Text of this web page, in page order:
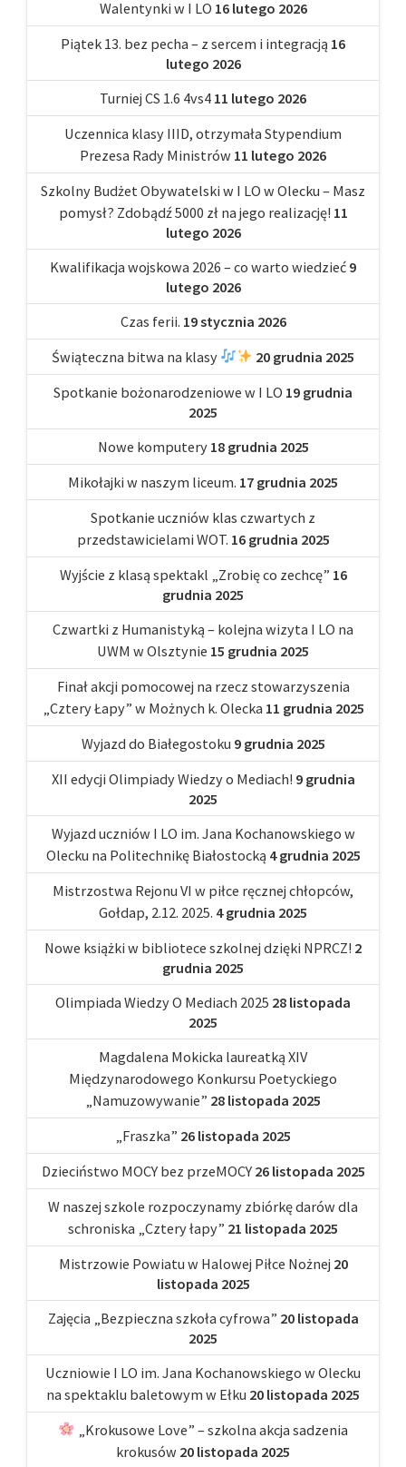
Walentynki w I LO 16 lutego 2026
Piątek 13. bez pecha – z sercem i integracją 16
lutego 2026
Turniej CS 1.6 4vs4 11 lutego 2026
Uczennica klasy IIID, otrzymała Stypendium
Prezesa Rady Ministrów 11 lutego 2026
Szkolny Budżet Obywatelski w I LO w Olecku – Masz
pomysł? Zdobądź 5000 zł na jego realizację! 11
lutego 2026
Kwalifikacja wojskowa 2026 – co warto wiedzieć 9
lutego 2026
Czas ferii. 19 stycznia 2026
Świąteczna bitwa na klasy
20 grudnia 2025
Spotkanie bożonarodzeniowe w I LO 19 grudnia
2025
Nowe komputery 18 grudnia 2025
Mikołajki w naszym liceum. 17 grudnia 2025
Spotkanie uczniów klas czwartych z
przedstawicielami WOT. 16 grudnia 2025
Wyjście z klasą spektakl „Zrobię co zechcę” 16
grudnia 2025
Czwartki z Humanistyką – kolejna wizyta I LO na
UWM w Olsztynie 15 grudnia 2025
Finał akcji pomocowej na rzecz stowarzyszenia
„Cztery Łapy” w Możnych k. Olecka 11 grudnia 2025
Wyjazd do Białegostoku 9 grudnia 2025
XII edycji Olimpiady Wiedzy o Mediach! 9 grudnia
2025
Wyjazd uczniów I LO im. Jana Kochanowskiego w
Olecku na Politechnikę Białostocką 4 grudnia 2025
Mistrzostwa Rejonu VI w piłce ręcznej chłopców,
Gołdap, 2.12. 2025. 4 grudnia 2025
Nowe książki w bibliotece szkolnej dzięki NPRCZ! 2
grudnia 2025
Olimpiada Wiedzy O Mediach 2025 28 listopada
2025
Magdalena Mokicka laureatką XIV
Międzynarodowego Konkursu Poetyckiego
„Namuzowywanie” 28 listopada 2025
„Fraszka” 26 listopada 2025
Dzieciństwo MOCY bez przeMOCY 26 listopada 2025
W naszej szkole rozpoczynamy zbiórkę darów dla
schroniska „Cztery łapy” 21 listopada 2025
Mistrzowie Powiatu w Halowej Piłce Nożnej 20
listopada 2025
Zajęcia „Bezpieczna szkoła cyfrowa” 20 listopada
2025
Uczniowie I LO im. Jana Kochanowskiego w Olecku
na spektaklu baletowym w Ełku 20 listopada 2025
„Krokusowe Love” – szkolna akcja sadzenia
krokusów 20 listopada 2025